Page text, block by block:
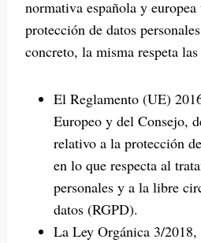
normativa española y
protección de datos
concreto, la misma respeta
El Reglamento (UE)
Europeo y del Consejo,
relativo a la protección
en lo que respecta al
personales y a la libre
datos (RGPD).
La Ley Orgánica 3/